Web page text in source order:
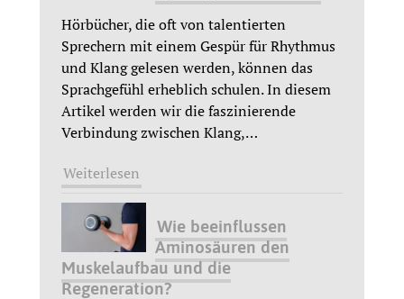
Hörbücher, die oft von talentierten
Sprechern mit einem Gespür für Rhythmus
und Klang gelesen werden, können das
Sprachgefühl erheblich schulen. In diesem
Artikel werden wir die faszinierende
Verbindung zwischen Klang,…
Weiterlesen
Wie beeinflussen
Aminosäuren den
Muskelaufbau und die
Regeneration?